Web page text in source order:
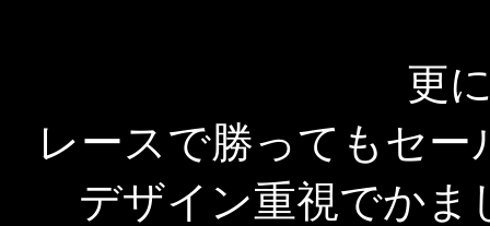
更
レースで勝ってもセ
デザイン重視でかま